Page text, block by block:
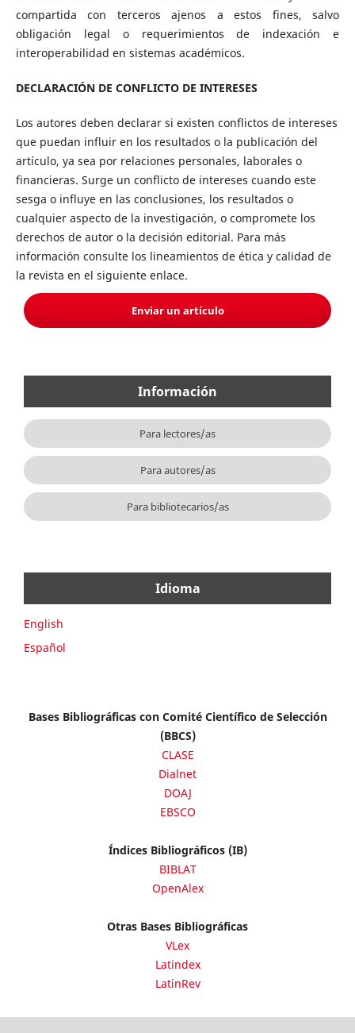
compartida con terceros ajenos a estos fines, salvo
obligación legal o requerimientos de indexación e
interoperabilidad en sistemas académicos.
DECLARACIÓN DE CONFLICTO DE INTERESES
Los autores deben declarar si existen conflictos de intereses
que puedan influir en los resultados o la publicación del
artículo, ya sea por relaciones personales, laborales o
financieras. Surge un conflicto de intereses cuando este
sesga o influye en las conclusiones, los resultados o
cualquier aspecto de la investigación, o compromete los
derechos de autor o la decisión editorial. Para más
información consulte los lineamientos de ética y calidad de
la revista en el siguiente enlace.
Enviar un artículo
Información
Para lectores/as
Para autores/as
Para bibliotecarios/as
Idioma
English
Español
Bases Bibliográficas con Comité Científico de Selección
(BBCS)
CLASE
Dialnet
DOAJ
EBSCO
Índices Bibliográficos (IB)
BIBLAT
OpenAlex
Otras Bases Bibliográficas
VLex
Latindex
LatinRev